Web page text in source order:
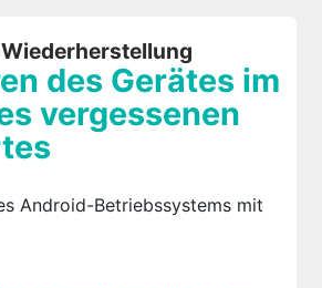
des Gerätes im
vergessenen
Android-Betriebssystems mit